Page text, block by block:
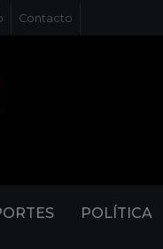
Contacto
POLÍTICA